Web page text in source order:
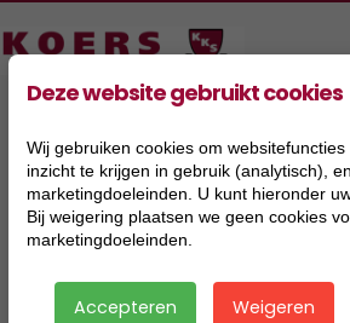
Deze website gebruikt cookies
Wij gebruiken cookies om websitefuncties
inzicht te krijgen in gebruik (analytisch),
marketingdoeleinden. U kunt hieronder
Bij weigering plaatsen we geen cookies
marketingdoeleinden.
Accepteren Weigeren